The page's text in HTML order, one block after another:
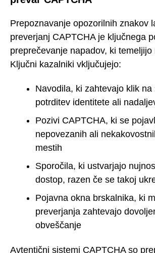
Prepoznavanje opozorilnih znakov
preverjanj CAPTCHA je ključnega
preprečevanje napadov, ki temeljijo
Ključni kazalniki vključujejo:
Navodila, ki zahtevajo klik na
potrditev identitete ali
Pozivi CAPTCHA, ki se
nepovezanih ali
mestih
Sporočila, ki ustvarjajo
dostop, razen če se takoj
Pojavna okna brskalnika, ki
preverjanja zahtevajo
obveščanje
Avtentični sistemi CAPTCHA so